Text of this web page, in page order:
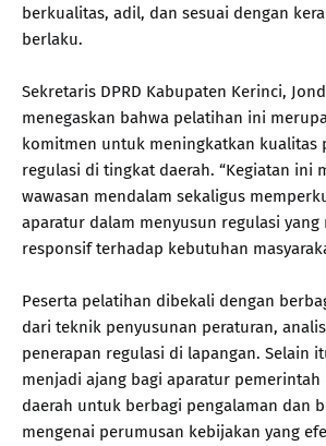
berkualitas, adil, dan sesuai dengan
berlaku.
Sekretaris DPRD Kabupaten Kerinci,
menegaskan bahwa pelatihan ini
komitmen untuk meningkatkan kualitas
regulasi di tingkat daerah. “Kegiatan ini
wawasan mendalam sekaligus
aparatur dalam menyusun regulasi yang
responsif terhadap kebutuhan
Peserta pelatihan dibekali dengan
dari teknik penyusunan peraturan,
penerapan regulasi di lapangan. Selain
menjadi ajang bagi aparatur pemerintah
daerah untuk berbagi pengalaman dan
mengenai perumusan kebijakan yang